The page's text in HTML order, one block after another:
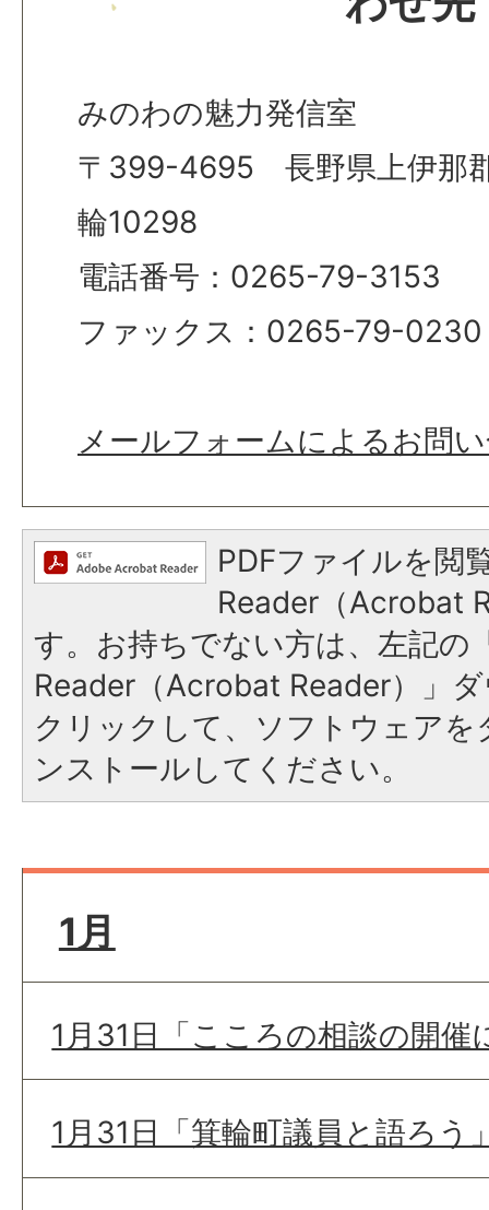
みのわの魅力発信室
〒399-4695 長野県上伊那
輪10298
電話番号：0265-79-3153
ファックス：0265-79-0230
メールフォームによるお問
PDFファイルを閲
Reader（Acrobat
す。お持ちでない方は、左記の
Reader（Acrobat Reader）」
クリックして、ソフトウェア
ンストールしてください。
1月
1月31日「こころの相談の開催
1月31日「箕輪町議員と語ろう